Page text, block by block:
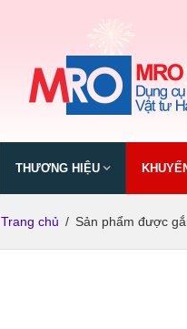
THƯƠNG HIỆU
Trang chủ / Sản phẩm được